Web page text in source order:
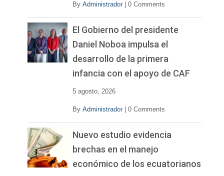
By Administrador 0 Comments
El Gobierno del presidente
Daniel Noboa impulsa el
desarrollo de la primera
infancia con el apoyo de CAF
5 agosto, 2026
By Administrador 0 Comments
Nuevo estudio evidencia
brechas en el manejo
económico de los ecuatorianos